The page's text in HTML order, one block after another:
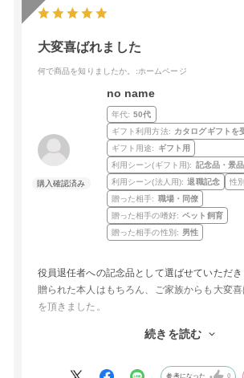
大変喜ばれました
何で商品を知りましたか。 :ホームページ
no name
年代: 50代
ギフト利用方法: カタログギフトを
ギフト用途:
ギフト用
利用シーン(ギフト用): 記念品・景品
利用シーン(法人用): 退職記念 性
贈った相手: 職場・同僚
贈った相手の嗜好: ペット飼育
贈った相手の性別: 男性
役員退任者への記念品として選ばせていただき
贈られた本人はもちろん、ご家族からも大変
を頂きました。
続きを読む
参考になった 0